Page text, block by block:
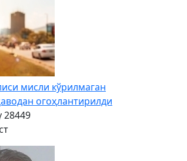
мисли кўрилмаган
огоҳлантирилди
28449